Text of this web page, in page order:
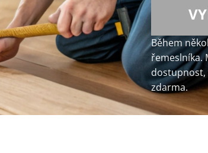
Během
řemeslníka.
dostupnost,
zdarma.